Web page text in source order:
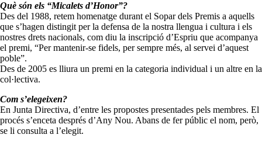
Què són els “Micalets d’Honor”?
Des del 1988, retem homenatge durant el Sopar dels Premis a aquells
que s’hagen distingit per la defensa de la nostra llengua i cultura i els
nostres drets nacionals, com diu la inscripció d’Espriu que acompanya
el premi, “Per mantenir-se fidels, per sempre més, al servei d’aquest
poble”.
Des de 2005 es lliura un premi en la categoria individual i un altre en la
col·lectiva.
Com s’elegeixen?
En Junta Directiva, d’entre les propostes presentades pels membres. El
procés s’enceta després d’Any Nou. Abans de fer públic el nom, però,
se li consulta a l’elegit.